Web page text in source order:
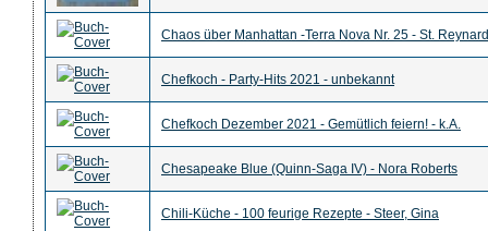
Chaos über Manhattan -Terra Nova Nr. 25 - St.
Chefkoch - Party-Hits 2021 - unbekannt
Chefkoch Dezember 2021 - Gemütlich feiern! - k.A.
Chesapeake Blue (Quinn-Saga IV) - Nora Roberts
Chili-Küche - 100 feurige Rezepte - Steer, Gina